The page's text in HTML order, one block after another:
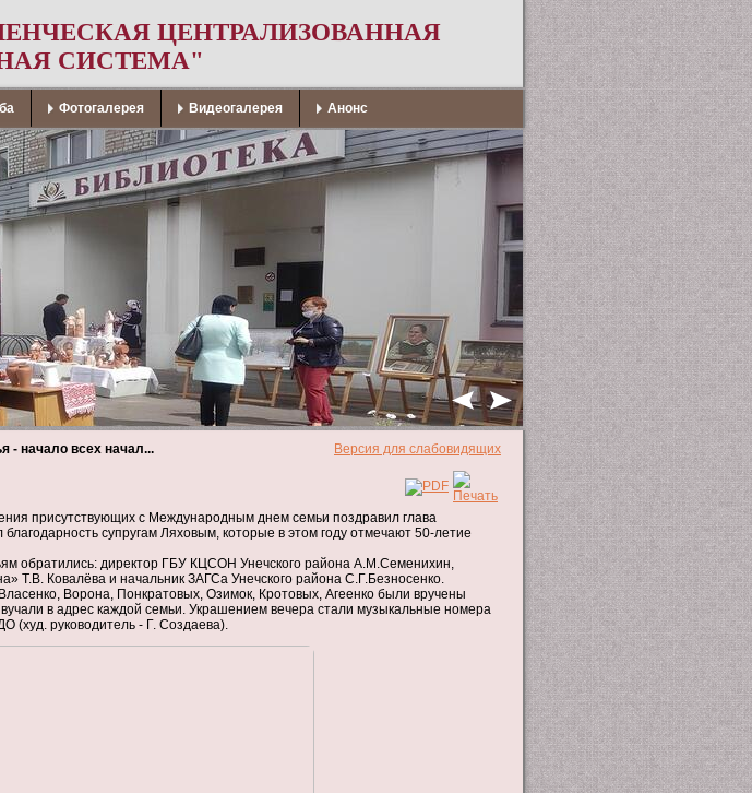
ЦЕНТРАЛИЗОВАННАЯ
СИСТЕМА"
Фотогалерея Видеогалерея Анонс
- начало всех начал... Версия для слабовидящих
присутствующих с Международным днем семьи поздравил глава
супругам Ляховым, которые в этом году отмечают 50-летие
обратились: директор ГБУ КЦСОН Унечского района А.М.Семенихин,
Т.В. Ковалёва и начальник ЗАГСа Унечского района С.Г.Безносенко.
Ворона, Понкратовых, Озимок, Кротовых, Агеенко были вручены
в адрес каждой семьи. Украшением вечера стали музыкальные номера
(худ. руководитель - Г. Создаева).